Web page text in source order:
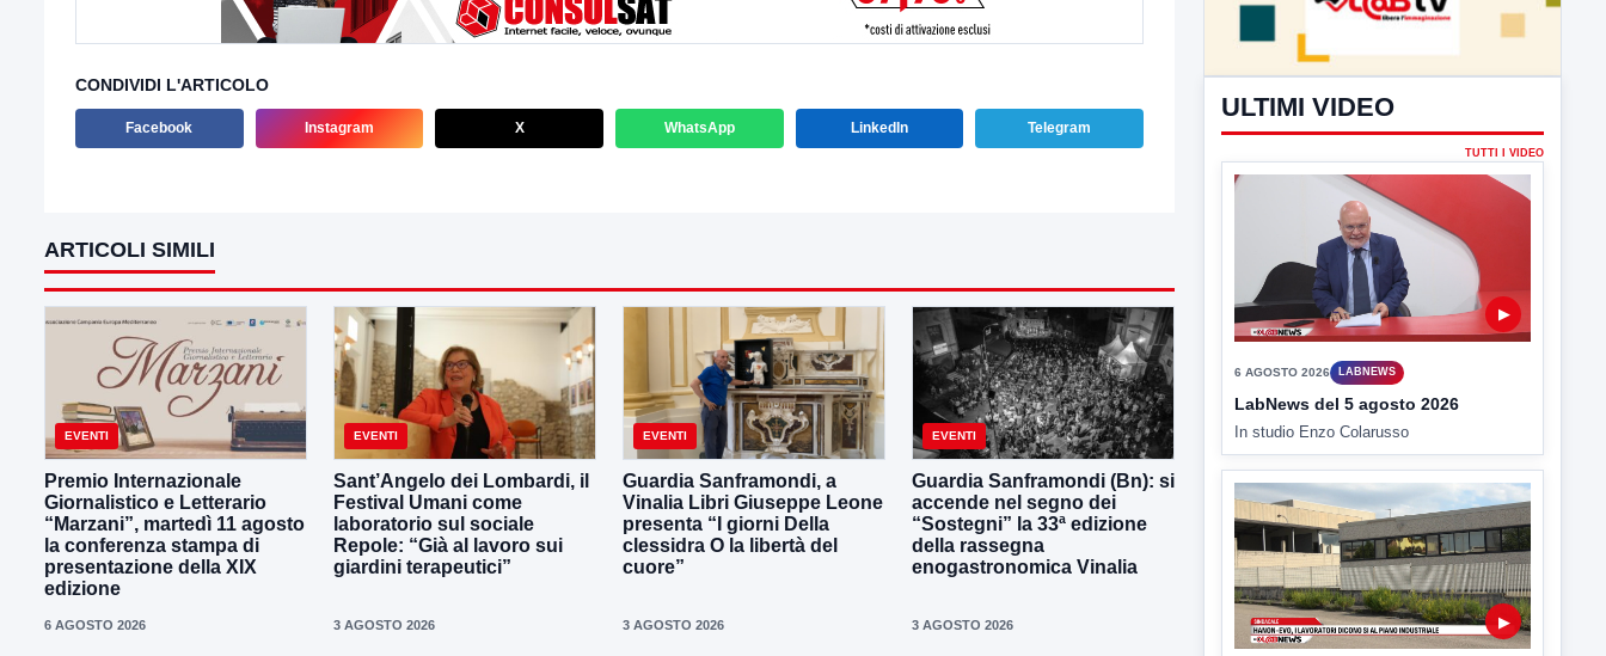
CONDIVIDI L'ARTICOLO
Facebook Instagram X WhatsApp LinkedIn Telegram
ARTICOLI SIMILI
EVENTI
Premio Internazionale
Giornalistico e Letterario
“Marzani”, martedì 11 agosto
la conferenza stampa di
presentazione della XIX
edizione
6 AGOSTO 2026
EVENTI
Sant’Angelo dei Lombardi, il
Festival Umani come
laboratorio sul sociale
Repole: “Già al lavoro sui
giardini terapeutici”
3 AGOSTO 2026
EVENTI
Guardia Sanframondi, a
Vinalia Libri Giuseppe Leone
presenta “I giorni Della
clessidra O la libertà del
cuore”
3 AGOSTO 2026
EVENTI
Guardia Sanframondi (Bn): si
accende nel segno dei
“Sostegni” la 33ª edizione
della rassegna
enogastronomica Vinalia
3 AGOSTO 2026
ULTIMI VIDEO
LabNews del 5 agosto 2026
In studio Enzo Colarusso
▶